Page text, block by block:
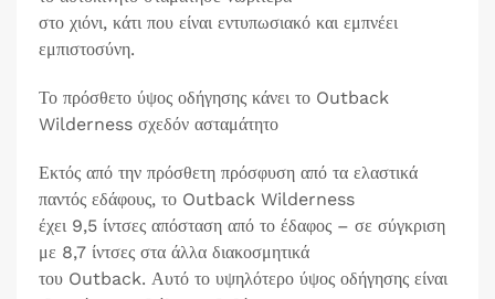
στο χιόνι, κάτι που είναι εντυπωσιακό και εμπνέει
εμπιστοσύνη.
Το πρόσθετο ύψος οδήγησης κάνει το Outback
Wilderness σχεδόν ασταμάτητο
Εκτός από την πρόσθετη πρόσφυση από τα ελαστικά
παντός εδάφους, το Outback Wilderness
έχει 9,5 ίντσες απόσταση από το έδαφος – σε σύγκριση
με 8,7 ίντσες στα άλλα διακοσμητικά
του Outback. Αυτό το υψηλότερο ύψος οδήγησης είναι